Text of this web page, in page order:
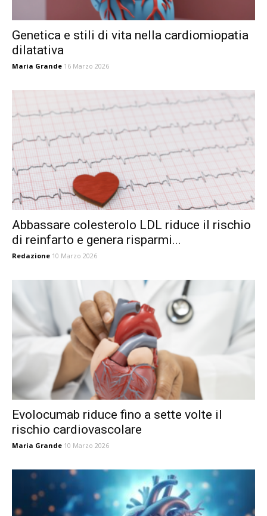
Genetica e stili di vita nella cardiomiopatia
dilatativa
Maria Grande 16 Marzo 2026
Abbassare colesterolo LDL riduce il rischio
di reinfarto e genera risparmi...
Redazione 10 Marzo 2026
Evolocumab riduce fino a sette volte il
rischio cardiovascolare
Maria Grande 10 Marzo 2026